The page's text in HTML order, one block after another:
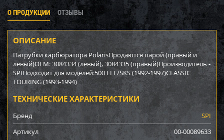
О ПРОДУКЦИИ ОТЗЫВЫ
ОПИСАНИЕ
Патрубки карбюратора PolarisПродаются парой (правый и
левый)OEM: 3084334 (левый), 3084335 (правый)Производитель -
SPIПодходит для моделей:500 EFI /SKS (1992-1997)CLASSIC
TOURING (1993-1994)
ТЕХНИЧЕСКИЕ ХАРАКТЕРИСТИКИ
Бренд
SPI
Артикул
00-00089633